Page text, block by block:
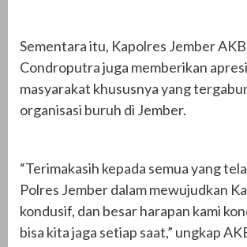
Sementara itu, Kapolres Jember
Condroputra juga memberikan
masyarakat khususnya yang
organisasi buruh di Jember.
“Terimakasih kepada semua yang
Polres Jember dalam mewujudkan
kondusif, dan besar harapan kami
bisa kita jaga setiap saat,” ungkap